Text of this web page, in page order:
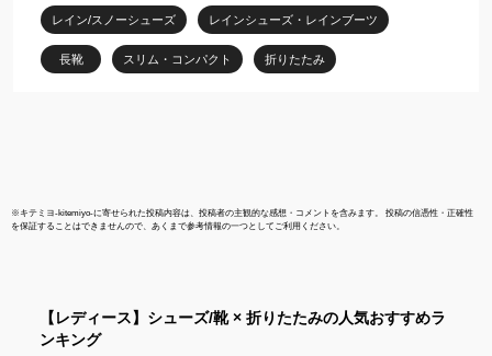
レイン/スノーシューズ レインシューズ・レインブーツ
長靴 スリム・コンパクト 折りたたみ
※キテミヨ-kitemiyo-に寄せられた投稿内容は、投稿者の主観的な感想・コメントを含みます。 投稿の信憑性・正確性
を保証することはできませんので、あくまで参考情報の一つとしてご利用ください。
【レディース】 シューズ/靴 × 折りたたみの人気おすすめラ
ンキング